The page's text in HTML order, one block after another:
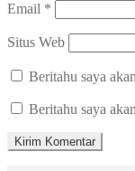
Email *
Situs Web
Beritahu saya
Beritahu saya